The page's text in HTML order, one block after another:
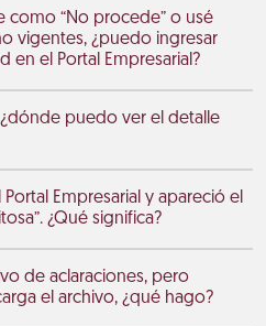
como “No procede” o usé
vigentes, ¿puedo ingresar
en el Portal Empresarial?
puedo ver el detalle
Empresarial y apareció el
¿Qué significa?
de aclaraciones, pero
el archivo, ¿qué hago?